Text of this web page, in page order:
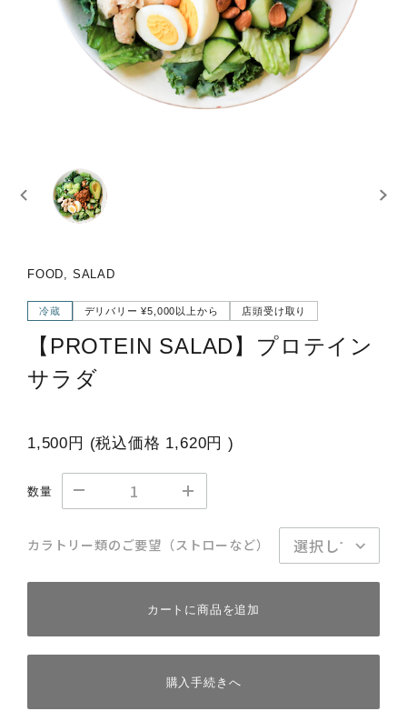
FOOD, SALAD
冷蔵 デリバリー ¥5,000以上から 店頭受け取り
【PROTEIN SALAD】プロテイン
サラダ
1,500円 (税込価格 1,620円 )
数量
カラトリー類のご要望（ストローなど）
カートに商品を追加
購入手続きへ